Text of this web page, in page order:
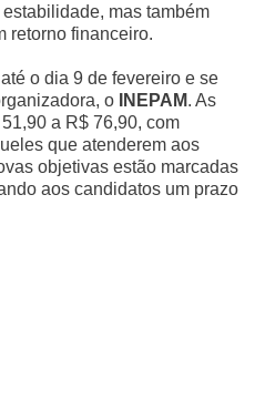
mas também
retorno financeiro.
o dia 9 de fevereiro e se
o
INEPAM. As
a R$ 76,90, com
que atenderem aos
objetivas estão marcadas
aos candidatos um prazo